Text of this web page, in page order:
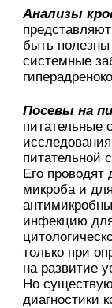
Анализы
быть полезны
системные
Посевы на
питательные
питательной
Его проводят
микроба и
инфекцию
только при
на развитие
Но
диагностики